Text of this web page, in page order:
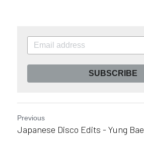
SUBSCRIBE
Previous
Japanese Disco Edits - Yung Bae